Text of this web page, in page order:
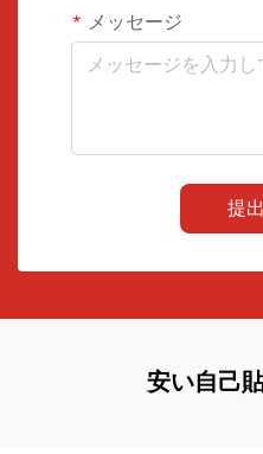
メッセージ
提
安い自己